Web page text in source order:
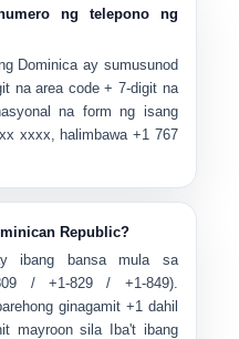
ng telepono ng
Dominica ay sumusunod
na area code + 7-digit na
na form ng isang
xxxx, halimbawa+1 767
Republic?
ibang bansa mula sa
/ +1-829 / +1-849).
ginagamit +1 dahil
mayroon sila
Iba't ibang